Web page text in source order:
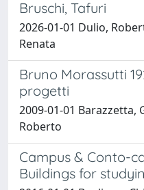
Bruschi, Tafuri
2026-01-01 Dulio,
Renata
Bruno Morassutti
progetti
2009-01-01 Barazzetta,
Roberto
Campus & Conto-
Buildings for